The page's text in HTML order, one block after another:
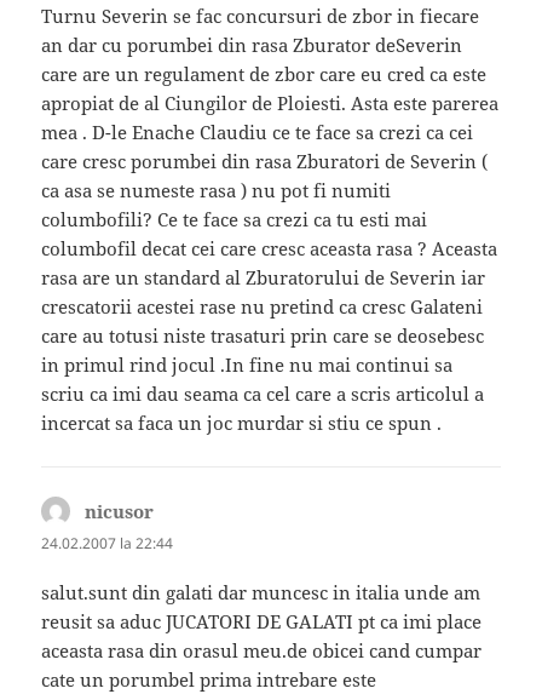
Turnu Severin se fac concursuri de zbor in fiecare
an dar cu porumbei din rasa Zburator deSeverin
care are un regulament de zbor care eu cred ca este
apropiat de al Ciungilor de Ploiesti. Asta este parerea
mea . D-le Enache Claudiu ce te face sa crezi ca cei
care cresc porumbei din rasa Zburatori de Severin (
ca asa se numeste rasa ) nu pot fi numiti
columbofili? Ce te face sa crezi ca tu esti mai
columbofil decat cei care cresc aceasta rasa ? Aceasta
rasa are un standard al Zburatorului de Severin iar
crescatorii acestei rase nu pretind ca cresc Galateni
care au totusi niste trasaturi prin care se deosebesc
in primul rind jocul .In fine nu mai continui sa
scriu ca imi dau seama ca cel care a scris articolul a
incercat sa faca un joc murdar si stiu ce spun .
nicusor
24.02.2007 la 22:44
salut.sunt din galati dar muncesc in italia unde am
reusit sa aduc JUCATORI DE GALATI pt ca imi place
aceasta rasa din orasul meu.de obicei cand cumpar
cate un porumbel prima intrebare este